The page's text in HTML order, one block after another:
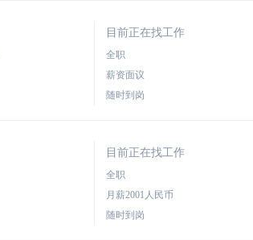
目前正在找工作
全职
薪资面议
随时到岗
目前正在找工作
全职
月薪2001人民币
随时到岗